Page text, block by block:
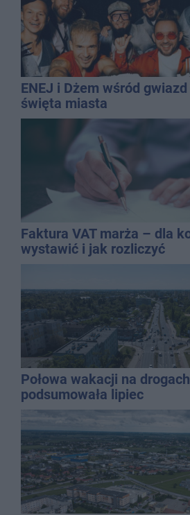
ENEJ i Dżem wśród
święta miasta
Faktura VAT marża – dla
wystawić i jak rozliczyć
Połowa wakacji na
podsumowała lipiec